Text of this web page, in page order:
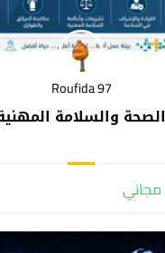
Roufida 97
الصحة والسلامة
مجاني